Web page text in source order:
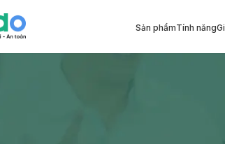
Sản phẩmTính năng